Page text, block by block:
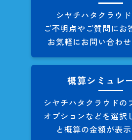
シヤチハタクラウ
ご不明点やご質問にお
お気軽にお問い合わせ
概算シミュレ
シヤチハタクラウドの
オプションなどを選択
と概算の金額が表